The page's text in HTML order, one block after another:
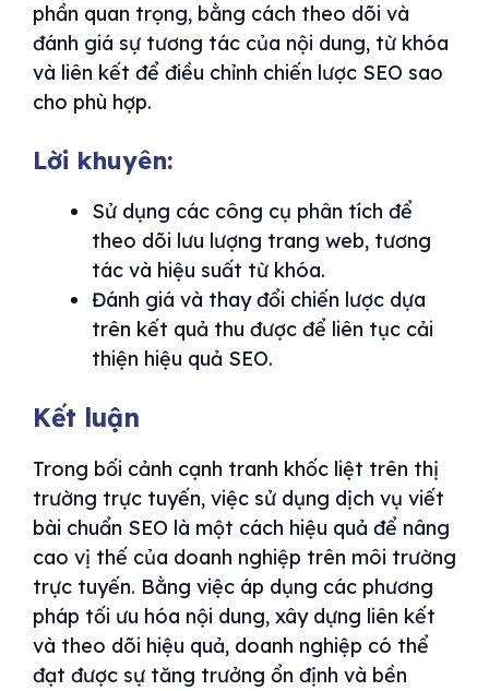
phần quan trọng, bằng cách theo dõi và
đánh giá sự tương tác của nội dung, từ khóa
và liên kết để điều chỉnh chiến lược SEO sao
cho phù hợp.
Lời khuyên:
Sử dụng các công cụ phân tích để
theo dõi lưu lượng trang web, tương
tác và hiệu suất từ khóa.
Đánh giá và thay đổi chiến lược dựa
trên kết quả thu được để liên tục cải
thiện hiệu quả SEO.
Kết luận
Trong bối cảnh cạnh tranh khốc liệt trên thị
trường trực tuyến, việc sử dụng dịch vụ viết
bài chuẩn SEO là một cách hiệu quả để nâng
cao vị thế của doanh nghiệp trên môi trường
trực tuyến. Bằng việc áp dụng các phương
pháp tối ưu hóa nội dung, xây dựng liên kết
và theo dõi hiệu quả, doanh nghiệp có thể
đạt được sự tăng trưởng ổn định và bền